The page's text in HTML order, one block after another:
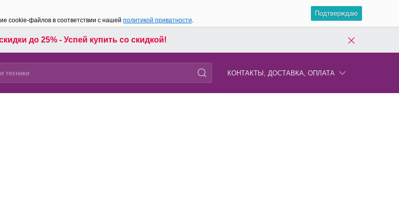
cookie-файлов в соответствии с нашей политикой приватности.
Подтверждаю
до 25% - Успей купить со скидкой!
КОНТАКТЫ, ДОСТАВКА, ОПЛАТА